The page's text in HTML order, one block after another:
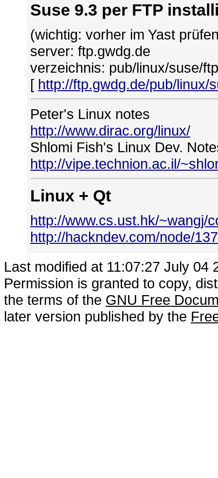
Suse 9.3 per FTP
(wichtig: vorher im Yast
server: ftp.gwdg.de
verzeichnis: pub/linux/suse/
[ http://ftp.gwdg.de/pub/linux/
Peter's Linux notes
http://www.dirac.org/linux/
Shlomi Fish's Linux Dev.
http://vipe.technion.ac.il/
Linux + Qt
http://www.cs.ust.hk/~wangj/
http://hackndev.com/node/137
Last modified at 11:07:27 July 04
Permission is granted to copy,
the terms of the GNU Free
later version published by the